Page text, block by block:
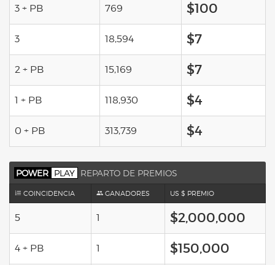
3 + PB 769 $100
3 18,594 $7
2 + PB 15,169 $7
1 + PB 118,930 $4
0 + PB 313,739 $4
POWER PLAY REPARTO DE PREMIOS
COINCIDENCIA GANADORES US $ PREMIO
5 1 $2,000,000
4 + PB 1 $150,000